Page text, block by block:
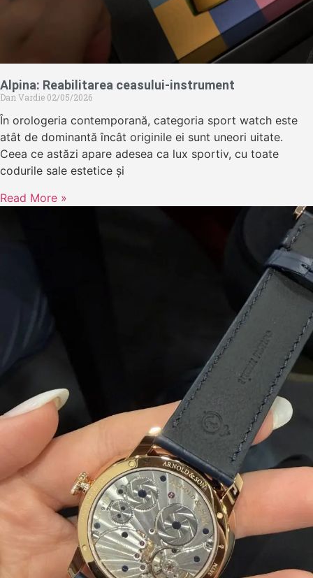
Alpina: Reabilitarea ceasului-instrument
Dan Vardie 02/05/2026
În orologeria contemporană, categoria sport watch este
atât de dominantă încât originile ei sunt uneori uitate.
Ceea ce astăzi apare adesea ca lux sportiv, cu toate
codurile sale estetice și
Read More »